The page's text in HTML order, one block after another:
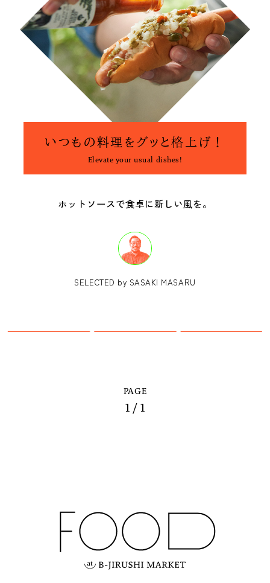
いつもの料理をグッと格上げ！
Elevate your usual dishes!
ホットソースで食卓に新しい風を。
SELECTED by SASAKI MASARU
PAGE
1 / 1
CATEGORY
新着一覧 ファッション
ファッション小物 生活日用品
インテリア 食器、キッチン
ステーショナリー コスメ
キッズ スポーツ
音楽・本 その他